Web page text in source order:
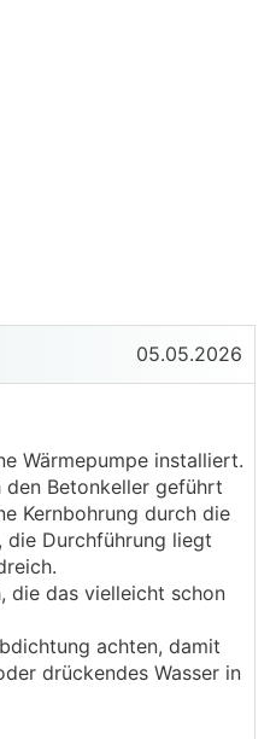
05.05.2026
Wärmepumpe installiert.
den Betonkeller geführt
Kernbohrung durch die
die Durchführung liegt
die das vielleicht schon
achten, damit
drückendes Wasser in